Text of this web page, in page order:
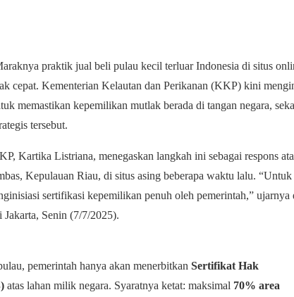
praktik jual beli pulau kecil terluar Indonesia di situs
cepat. Kementerian Kelautan dan Perikanan (KKP) kini
memastikan kepemilikan mutlak berada di tangan negara,
tersebut.
Kartika Listriana, menegaskan langkah ini sebagai respons
Kepulauan Riau, di situs asing beberapa waktu lalu. “Untuk
sertifikasi kepemilikan penuh oleh pemerintah,” ujarnya
Senin (7/7/2025).
pemerintah hanya akan menerbitkan Sertifikat Hak
atas lahan milik negara. Syaratnya ketat: maksimal 70% area